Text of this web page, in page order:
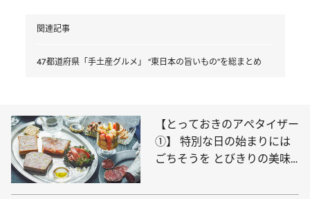
関連記事
47都道府県「手土産グルメ」 “東日本の旨いもの”を総まとめ
【とっておきのアぺタイザー
①】 特別な日の始まりには
ごちそうを とびきりの美味